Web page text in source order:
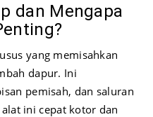
dan Mengapa
yang memisahkan
dapur. Ini
pemisah, dan saluran
ini cepat kotor dan